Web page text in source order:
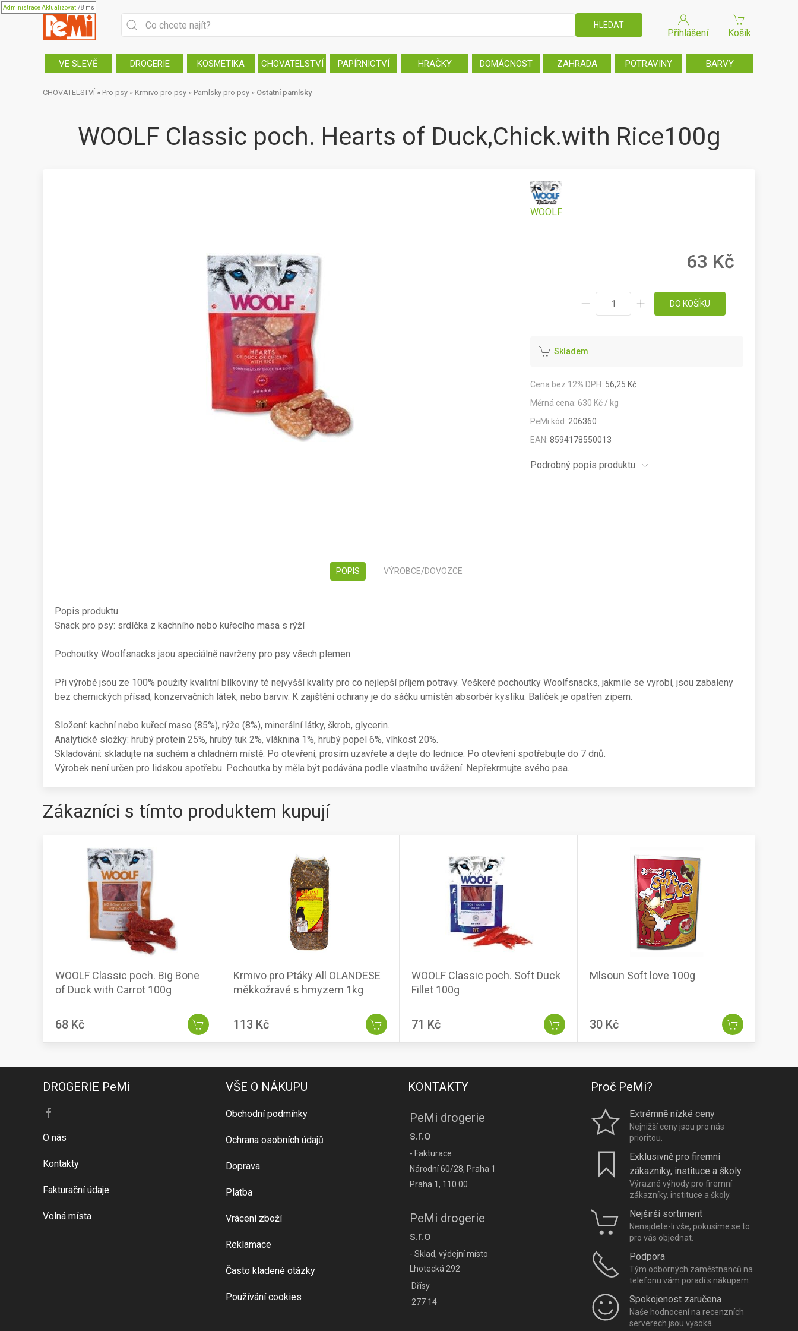
AdministraceAktualizovat78 ms
Přihlášení Košík
VE SLEVĚ DROGERIE KOSMETIKA CHOVATELSTVÍ PAPÍRNICTVÍ HRAČKY DOMÁCNOST ZAHRADA POTRAVINY BARVY
CHOVATELSTVÍ » Pro psy » Krmivo pro psy » Pamlsky pro psy » Ostatní pamlsky
WOOLF Classic poch. Hearts of Duck,Chick.with Rice100g
WOOLF
63 Kč
DO KOŠÍKU
Skladem
Cena bez 12% DPH: 56,25 Kč
Měrná cena: 630 Kč / kg
PeMi kód: 206360
EAN:8594178550013
Podrobný popis produktu
POPIS VÝROBCE/DOVOZCE
Popis produktu
Snack pro psy: srdíčka z kachního nebo kuřecího masa s rýží
Pochoutky Woolfsnacks jsou speciálně navrženy pro psy všech plemen.
Při výrobě jsou ze 100% použity kvalitní bílkoviny té nejvyšší kvality pro co nejlepší příjem potravy. Veškeré pochoutky Woolfsnacks, jakmile se vyrobí, jsou zabaleny
bez chemických přísad, konzervačních látek, nebo barviv. K zajištění ochrany je do sáčku umístěn absorbér kyslíku. Balíček je opatřen zipem.
Složení: kachní nebo kuřecí maso (85%), rýže (8%), minerální látky, škrob, glycerin.
Analytické složky: hrubý protein 25%, hrubý tuk 2%, vláknina 1%, hrubý popel 6%, vlhkost 20%.
Skladování: skladujte na suchém a chladném místě. Po otevření, prosím uzavřete a dejte do lednice. Po otevření spotřebujte do 7 dnů.
Výrobek není určen pro lidskou spotřebu. Pochoutka by měla být podávána podle vlastního uvážení. Nepřekrmujte svého psa.
Zákazníci s tímto produktem kupují
WOOLF Classic poch. Big Bone
of Duck with Carrot 100g
68 Kč
Krmivo pro Ptáky All OLANDESE
měkkožravé s hmyzem 1kg
113 Kč
WOOLF Classic poch. Soft Duck
Fillet 100g
71 Kč
Mlsoun Soft love 100g
30 Kč
DROGERIE PeMi
O nás
Kontakty
Fakturační údaje
Volná místa
VŠE O NÁKUPU
Obchodní podmínky
Ochrana osobních údajů
Doprava
Platba
Vrácení zboží
Reklamace
Často kladené otázky
Používání cookies
KONTAKTY
PeMi drogerie
s.r.o
- Fakturace
Národní 60/28, Praha 1
Praha 1, 110 00
PeMi drogerie
s.r.o
- Sklad, výdejní místo
Lhotecká 292
Dřísy
277 14
Proč PeMi?
Extrémně nízké ceny
Nejnižší ceny jsou pro nás
prioritou.
Exklusivně pro firemní
zákazníky, instituce a školy
Výrazné výhody pro firemní
zákazníky, instituce a školy.
Nejširší sortiment
Nenajdete-li vše, pokusíme se to
pro vás objednat.
Podpora
Tým odborných zaměstnanců na
telefonu vám poradí s nákupem.
Spokojenost zaručena
Naše hodnocení na recenzních
serverech jsou vysoká.